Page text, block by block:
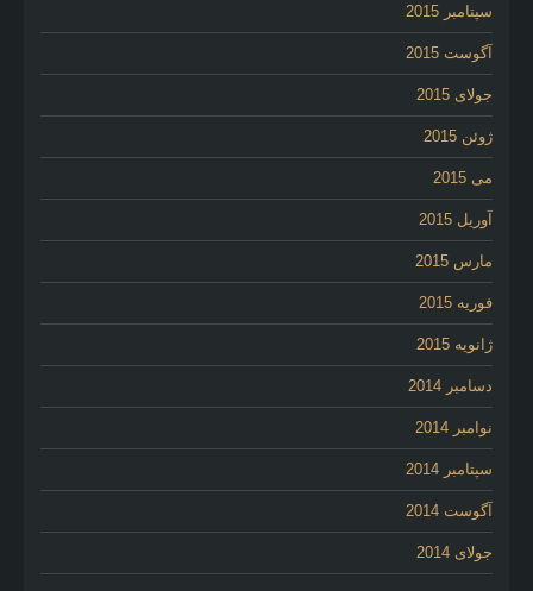
سپتامبر 2015
آگوست 2015
جولای 2015
ژوئن 2015
می 2015
آوریل 2015
مارس 2015
فوریه 2015
ژانویه 2015
دسامبر 2014
نوامبر 2014
سپتامبر 2014
آگوست 2014
جولای 2014